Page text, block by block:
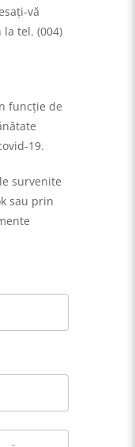
vă
tel. (004)
funcţie de
19.
survenite
sau prin